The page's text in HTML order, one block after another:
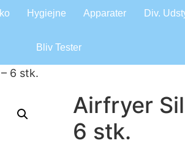
Hygiejne Apparater Div.
Bliv Tester
6 stk.
Airfryer
6 stk.